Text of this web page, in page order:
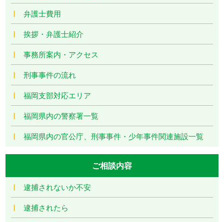
弁護士費用
挨拶・弁護士紹介
事務所案内・アクセス
刑事事件の流れ
福岡支部対応エリア
福岡県内の警察署一覧
福岡県内の官公庁、刑事事件・少年事件関連施設一覧
ご相談内容
逮捕されないか不安
逮捕されたら